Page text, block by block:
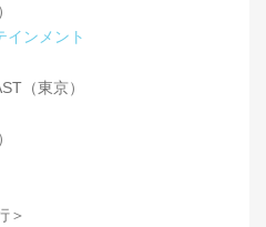
インメント
（東京）
＞